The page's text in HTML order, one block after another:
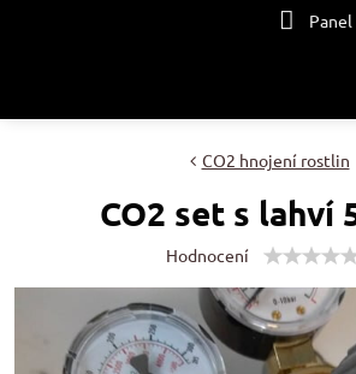
CO2 hnojení rostlin
CO2 set s lahví
Hodnocení